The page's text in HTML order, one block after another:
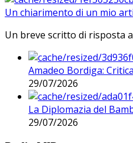
Un chiarimento di un mio
Un breve scritto di risposta
Amadeo Bordiga:
29/07/2026
La Diplomazia del
29/07/2026